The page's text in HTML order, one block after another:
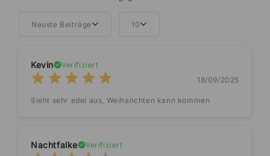
Neuste Beiträge 10
Kevin
Verifiziert
18/09/2025
Sieht sehr edel aus, Weihanchten kann kommen
Nachtfalke
Verifiziert